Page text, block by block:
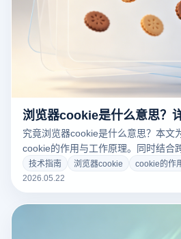
究竟浏览器cookie是什么意思？本文
cookie的作用与工作原理。同时结合
跨境电商、多账号矩阵运营中如何利
Cookie的深度沙盒隔离，彻底告别店
技术指南 浏览器cookie
cookie的作
2026.05.22